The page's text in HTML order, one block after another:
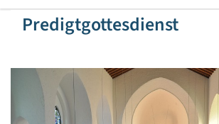
Predigtgottesdienst